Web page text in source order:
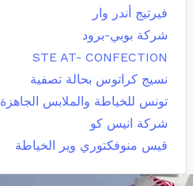
فيرتيج أندر وار
شركة بوبي-برود
STE AT- CONFECTION
نسيج كراتوس بحالة تصفية
تونس للخياطة والملابس الجاهزة
شركة انيس كو
قيس منوفكتوري وير الخياطة